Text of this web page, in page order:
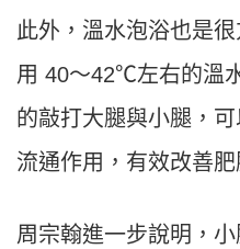
此外，溫水泡浴也是
用 40～42℃左右的溫
的敲打大腿與小腿，
流通作用，有效改善肥
周宗翰進一步說明，